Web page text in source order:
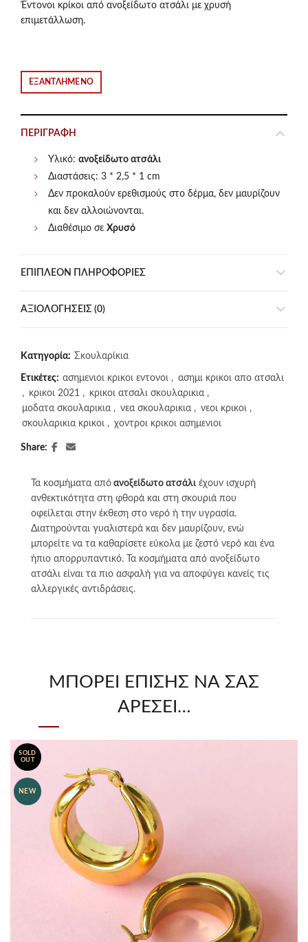
Έντονοι κρίκοι από ανοξείδωτο ατσάλι με χρυσή
επιμετάλλωση.
ΕΞΑΝΤΛΗΜΈΝΟ
ΠΕΡΙΓΡΑΦΉ
Υλικό: ανοξείδωτο ατσάλι
Διαστάσεις: 3 * 2,5 * 1 cm
Δεν προκαλούν ερεθισμούς στο δέρμα, δεν μαυρίζουν
και δεν αλλοιώνονται.
Διαθέσιμο σε Χρυσό
ΕΠΙΠΛΈΟΝ ΠΛΗΡΟΦΟΡΊΕΣ
ΑΞΙΟΛΟΓΉΣΕΙΣ (0)
Κατηγορία: Σκουλαρίκια
Ετικέτες: ασημενιοι κρικοι εντονοι , ασημι κρικοι απο ατσαλι
, κρικοι 2021 , κρικοι ατσαλι σκουλαρικια ,
μοδατα σκουλαρικια , νεα σκουλαρικια , νεοι κρικοι ,
σκουλαρικια κρικοι , χοντροι κρικοι ασημενιοι
Share
Τα κοσμήματα από ανοξείδωτο ατσάλι έχουν ισχυρή
ανθεκτικότητα στη φθορά και στη σκουριά που
οφείλεται στην έκθεση στο νερό ή την υγρασία.
Διατηρούνται γυαλιστερά και δεν μαυρίζουν, ενώ
μπορείτε να τα καθαρίσετε εύκολα με ζεστό νερό και ένα
ήπιο απορρυπαντικό. Τα κοσμήματα από ανοξείδωτο
ατσάλι είναι τα πιο ασφαλή για να αποφύγει κανείς τις
αλλεργικές αντιδράσεις.
ΜΠΟΡΕΊ ΕΠΊΣΗΣ ΝΑ ΣΑΣ
ΑΡΈΣΕΙ…
SOLD
OUT
NEW